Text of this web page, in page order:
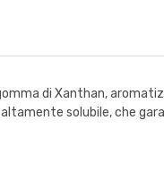
di Xanthan,
solubile, che